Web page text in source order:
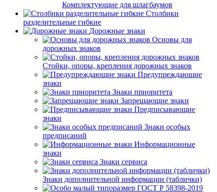
Комплектующие для шлагбаумов
Столбики
разделительные гибкие
Дорожные знаки
Основы для
дорожных знаков
Стойки, опоры, крепления дорожных знаков
Предупреждающие
знаки
Знаки приоритета
Запрещающие знаки
Предписывающие
знаки
Знаки особых
предписаний
Информационные
знаки
Знаки сервиса
Знаки дополнительной информации (таблички)